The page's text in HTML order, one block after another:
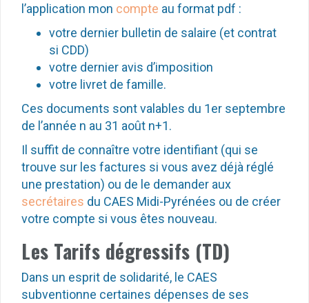
l’application mon compte au format pdf :
votre dernier bulletin de salaire (et contrat
si CDD)
votre dernier avis d’imposition
votre livret de famille.
Ces documents sont valables du 1er septembre
de l’année n au 31 août n+1.
Il suffit de connaître votre identifiant (qui se
trouve sur les factures si vous avez déjà réglé
une prestation) ou de le demander aux
secrétaires du CAES Midi-Pyrénées ou de créer
votre compte si vous êtes nouveau.
Les Tarifs dégressifs (TD)
Dans un esprit de solidarité, le CAES
subventionne certaines dépenses de ses